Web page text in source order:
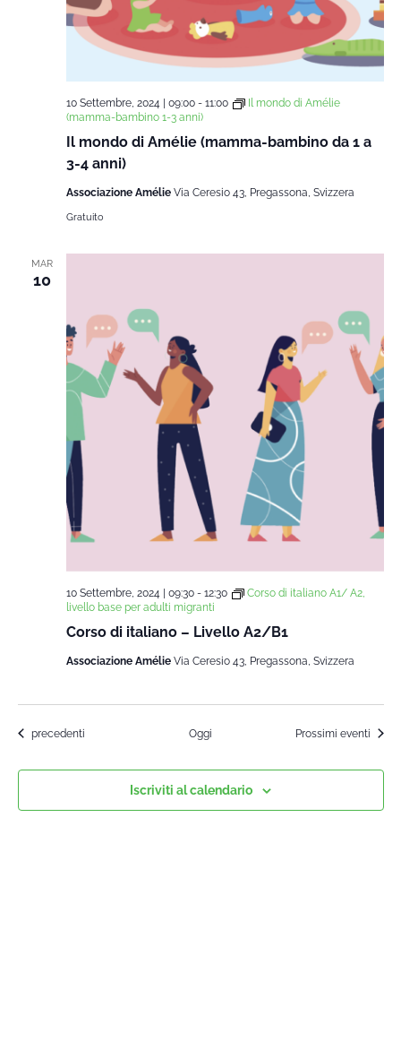
Il mondo di Amélie (mamma-bambino da 1 a
3-4 anni)
10 Settembre, 2024 | 09:00- 11:00
Il mondo di Amélie
(mamma-bambino 1-3 anni)
Associazione Amélie Via Ceresio 43, Pregassona, Svizzera
Gratuito
MAR
10
Corso di italiano – Livello A2/B1
10 Settembre, 2024 | 09:30- 12:30
Corso di italiano A1/ A2,
livello base per adulti migranti
Associazione Amélie Via Ceresio 43, Pregassona, Svizzera
Corsi
precedenti Oggi Prossimi eventi
Iscriviti al calendario